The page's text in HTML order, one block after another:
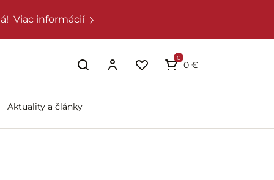
Viac informácií
0
0 €
Aktuality a články